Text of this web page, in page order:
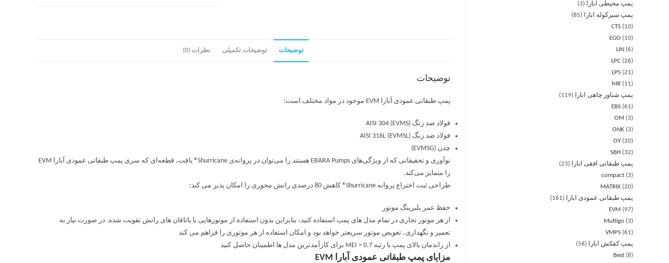
توضیحات توضیحات تکمیلی نظرات (0)
توضیحات
پمپ طبقاتی عمودی آبارا EVM موجود در مواد مختلف است:
فولاد ضد زنگ AISI 304 (EVMS)
فولاد ضد زنگ AISI 316L (EVMSL)
چدن (EVMSG)
نوآوری و تحقیقاتی که از ویژگی‌های EBARA Pumps هستند را می‌توان در پروانه‌ی Shurricane® یافت، قطعه‌ای که سری پمپ طبقاتی عمودی آبارا EVM
را متمایز می‌کند.
طراحی ثبت اختراع پروانه Shurricane® کاهش 80 درصدی رانش محوری را امکان پذیر می کند:
حفظ عمر بلبرینگ موتور
از هر موتور تجاری در تمام مدل های پمپ استفاده کنید، بنابراین بدون استفاده از موتورهایی با یاتاقان های رانش تقویت شده. در صورت نیاز به
تعمیر و نگهداری، تعویض موتور سریعتر خواهد بود و امکان استفاده از هر موتوری را فراهم می کند
از راندمان بالای پمپ با رتبه MEI > 0.7 برای کارآمدترین مدل ها اطمینان حاصل کنید
مزایای پمپ طبقاتی عمودی آبارا EVM
پمپ محیطی ابارا
3
پمپ سیرکوله ابارا
85
CTS
10
EGO
10
LIN 6
LPC 26
LPS 21
MR
11
پمپ شناور چاهی ابارا
119
EBS 61
OM
3
ONK 3
OY 20
SBH 32
پمپ طبقاتی افقی ابارا
23
compact 3
MATRIX 20
پمپ طبقاتی عمودی ابارا
161
EVM
97
Multigo 3
VMPS 61
پمپ کفکش ابارا
56
Best 8